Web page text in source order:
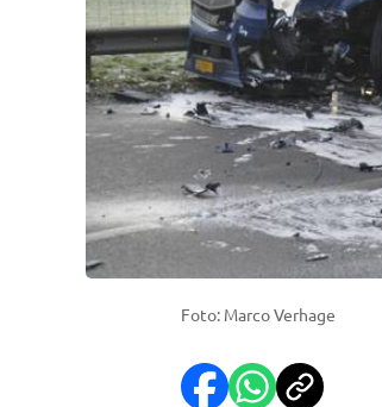
Foto: Marco Verhage